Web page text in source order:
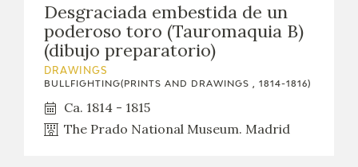
Desgraciada embestida de un
poderoso toro (Tauromaquia B)
(dibujo preparatorio)
DRAWINGS
BULLFIGHTING(PRINTS AND DRAWINGS , 1814-1816)
Ca. 1814 - 1815
The Prado National Museum. Madrid